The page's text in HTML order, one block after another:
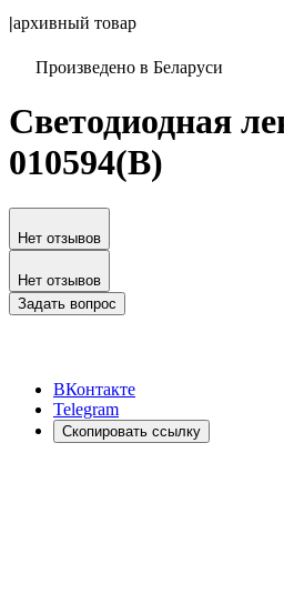
|архивный товар
Произведено в Беларуси
Светодиодная
010594(B)
Нет отзывов
Нет отзывов
Задать вопрос
ВКонтакте
Telegram
Скопировать ссылку